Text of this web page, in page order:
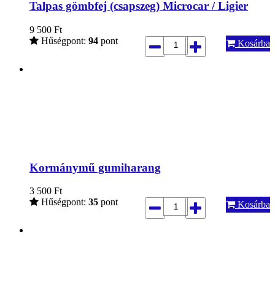
Talpas gömbfej (csapszeg) Microcar / Ligier
9 500 Ft
Hűségpont: 94 pont Kosárba
Kormánymű gumiharang
3 500 Ft
Hűségpont: 35 pont Kosárba